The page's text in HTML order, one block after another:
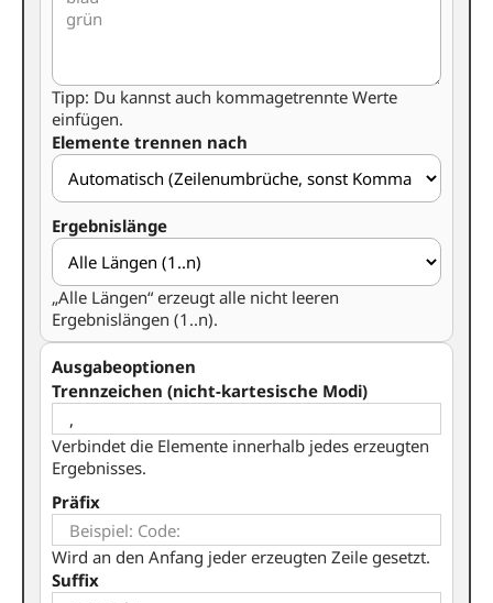
Tipp: Du kannst auch kommagetrennte Werte
einfügen.
Elemente trennen nach
Ergebnislänge
„Alle Längen“ erzeugt alle nicht leeren
Ergebnislängen (1..n).
Ausgabeoptionen
Trennzeichen (nicht-kartesische Modi)
Verbindet die Elemente innerhalb jedes erzeugten
Ergebnisses.
Präfix
Wird an den Anfang jeder erzeugten Zeile gesetzt.
Suffix